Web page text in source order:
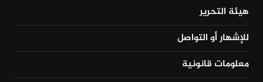
هيئة التحرير
للإشهار أو التواصل
معلومات قانونية